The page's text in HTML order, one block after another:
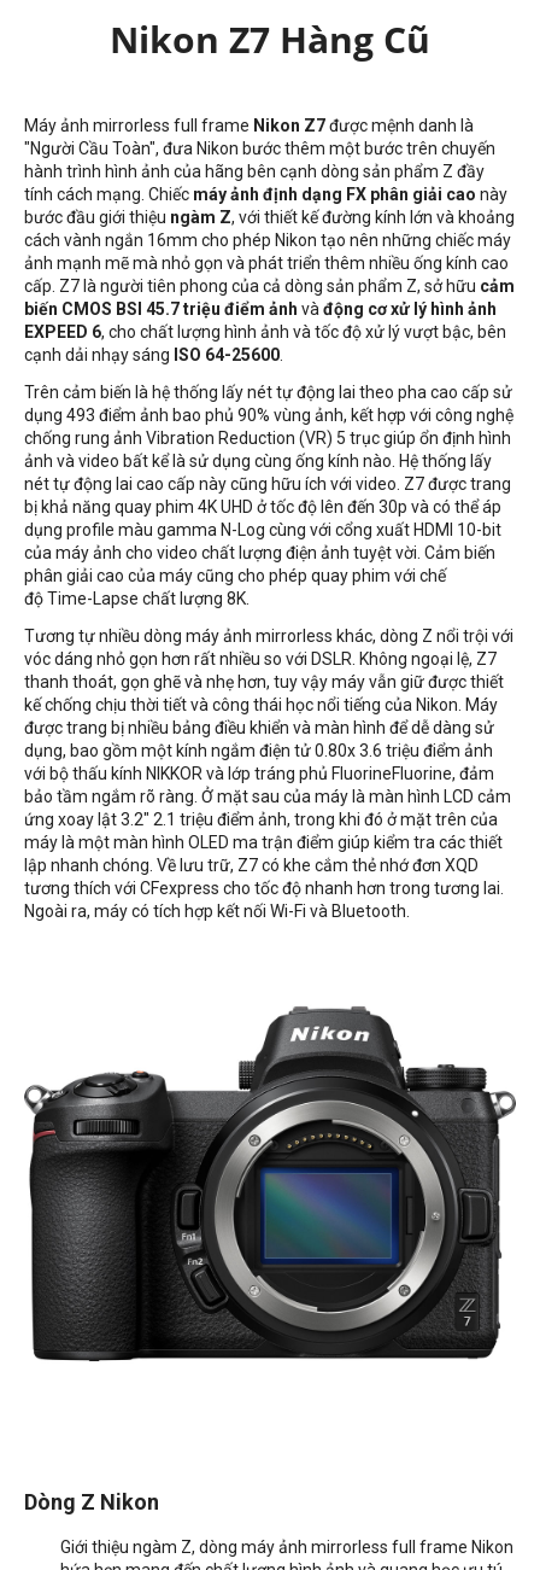
Nikon Z7 Hàng Cũ
Máy ảnh mirrorless full frame Nikon Z7được mệnh danh là
"Người Cầu Toàn", đưa Nikon bước thêm một bước trên chuyến
hành trình hình ảnh của hãng bên cạnh dòng sản phẩm Z đầy
tính cách mạng. Chiếc máy ảnh định dạng FX phân giải cao này
bước đầu giới thiệu ngàm Z, với thiết kế đường kính lớn và khoảng
cách vành ngắn 16mm cho phép Nikon tạo nên những chiếc máy
ảnh mạnh mẽ mà nhỏ gọn và phát triển thêm nhiều ống kính cao
cấp. Z7 là người tiên phong của cả dòng sản phẩm Z, sở hữu cảm
biến CMOS BSI 45.7 triệu điểm ảnh và động cơ xử lý hình ảnh
EXPEED 6, cho chất lượng hình ảnh và tốc độ xử lý vượt bậc, bên
cạnh dải nhạy sáng ISO 64-25600
Trên cảm biến là hệ thống lấy nét tự động lai theo pha cao cấp sử
dụng 493 điểm ảnh bao phủ 90% vùng ảnh, kết hợp với công nghệ
chống rung ảnh Vibration Reduction (VR) 5 trục giúp ổn định hình
ảnh và video bất kể là sử dụng cùng ống kính nào. Hệ thống lấy
nét tự động lai cao cấp này cũng hữu ích với video. Z7 được trang
bị khả năng quay phim 4K UHD ở tốc độ lên đến 30p và có thể áp
dụng profile màu gamma N-Log cùng với cổng xuất HDMI 10-bit
của máy ảnh cho video chất lượng điện ảnh tuyệt vời. Cảm biến
phân giải cao của máy cũng cho phép quay phim với chế
độ Time-Lapse chất lượng 8K.
Tương tự nhiều dòng máy ảnh mirrorless khác, dòng Z nổi trội với
vóc dáng nhỏ gọn hơn rất nhiều so với DSLR. Không ngoại lệ, Z7
thanh thoát, gọn ghẽ và nhẹ hơn, tuy vậy máy vẫn giữ được thiết
kế chống chịu thời tiết và công thái học nổi tiếng của Nikon. Máy
được trang bị nhiều bảng điều khiển và màn hình để dễ dàng sử
dụng, bao gồm một kính ngắm điện tử 0.80x 3.6 triệu điểm ảnh
với bộ thấu kính NIKKOR và lớp tráng phủ FluorineFluorine, đảm
bảo tầm ngắm rõ ràng. Ở mặt sau của máy là màn hình LCD cảm
ứng xoay lật 3.2" 2.1 triệu điểm ảnh, trong khi đó ở mặt trên của
máy là một màn hình OLED ma trận điểm giúp kiểm tra các thiết
lập nhanh chóng. Về lưu trữ, Z7 có khe cắm thẻ nhớ đơn XQD
tương thích với CFexpress cho tốc độ nhanh hơn trong tương lai.
Ngoài ra, máy có tích hợp kết nối Wi-Fi và Bluetooth.
Dòng Z Nikon
Giới thiệu ngàm Z, dòng máy ảnh mirrorless full frame Nikon